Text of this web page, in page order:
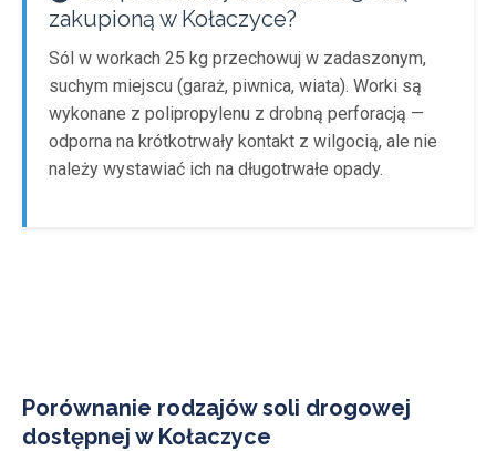
zakupioną w Kołaczyce?
Sól w workach 25 kg przechowuj w zadaszonym,
suchym miejscu (garaż, piwnica, wiata). Worki są
wykonane z polipropylenu z drobną perforacją —
odporna na krótkotrwały kontakt z wilgocią, ale nie
należy wystawiać ich na długotrwałe opady.
Porównanie rodzajów soli drogowej
dostępnej w Kołaczyce